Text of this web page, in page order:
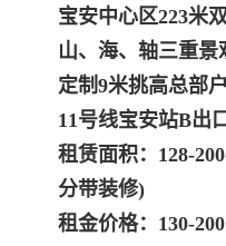
宝安中心区223米
山、海、轴三重景
定制9米挑高总部
11号线宝安站B出
租赁面积：128-
分带装修)
租金价格：130-